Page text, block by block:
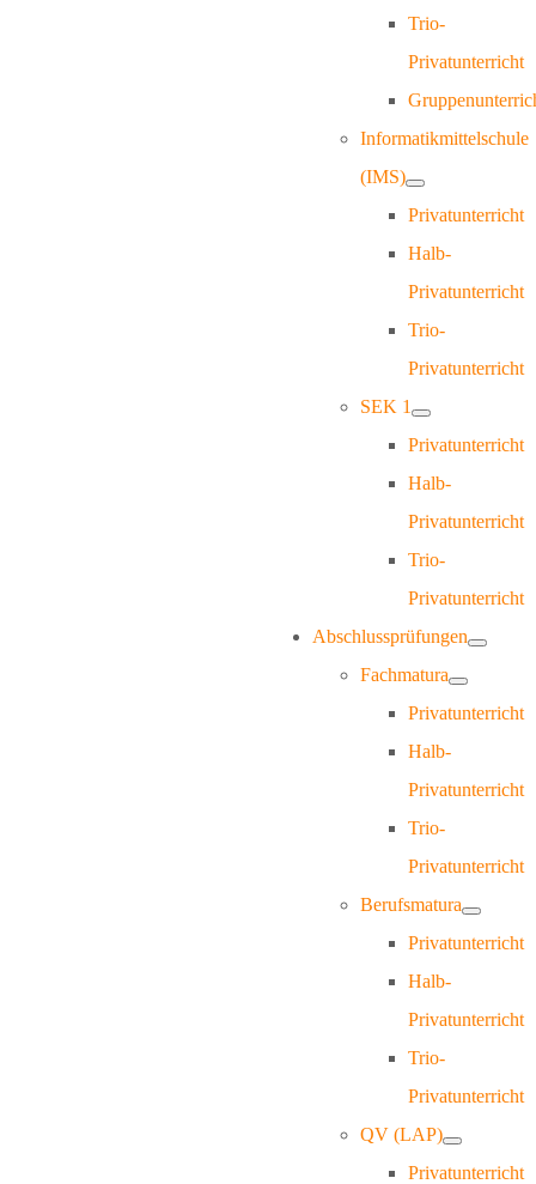
Trio-
Privatunterricht
Informatikmittelschule
(IMS)
Privatunterricht
Halb-
Privatunterricht
Trio-
Privatunterricht
SEK 1
Privatunterricht
Halb-
Privatunterricht
Trio-
Privatunterricht
Abschlussprüfungen
Fachmatura
Privatunterricht
Halb-
Privatunterricht
Trio-
Privatunterricht
Berufsmatura
Privatunterricht
Halb-
Privatunterricht
Trio-
Privatunterricht
QV (LAP)
Privatunterricht